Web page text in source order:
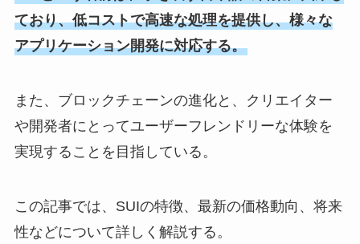
ており、低コストで高速な処理を提供し、様々な
アプリケーション開発に対応する。
また、ブロックチェーンの進化と、クリエイター
や開発者にとってユーザーフレンドリーな体験を
実現することを目指している。
この記事では、SUIの特徴、最新の価格動向、将来
性などについて詳しく解説する。